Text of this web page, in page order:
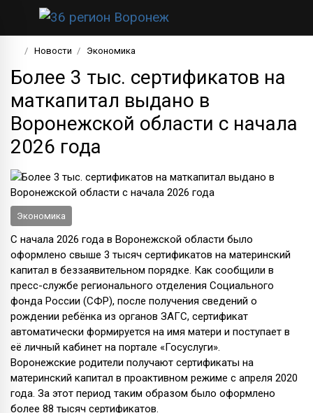
Новости Экономика
Более 3 тыс. сертификатов на
маткапитал выдано в
Воронежской области с начала
2026 года
Экономика
С начала 2026 года в Воронежской области было
оформлено свыше 3 тысяч сертификатов на материнский
капитал в беззаявительном порядке. Как сообщили в
пресс-службе регионального отделения Социального
фонда России (СФР), после получения сведений о
рождении ребёнка из органов ЗАГС, сертификат
автоматически формируется на имя матери и поступает в
её личный кабинет на портале «Госуслуги».
Воронежские родители получают сертификаты на
материнский капитал в проактивном режиме с апреля 2020
года. За этот период таким образом было оформлено
более 88 тысяч сертификатов.